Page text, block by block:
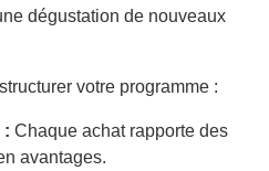
dégustation de nouveaux
votre programme :
: Chaque achat rapporte des
avantages.